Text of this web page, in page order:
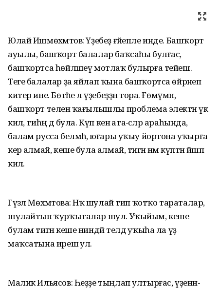
Юлай Ишмөхәмәтов: Үҙебеҙ ғәйепле инде. Башҡорт
ауылы, башҡорт балалар баҡсаһы булғас,
башҡортса һөйләшеү мотлаҡ булырға тейеш.
Теге балалар ҙа яйлап ҡына башҡортса өйрәнеп
китер ине. Бөтәһе лә үҙебеҙҙән тора. Ғөмүмән,
башҡорт теленә ҡағылышлы проблема электән үк
килә, тиһәң дә була. Күп кенә ата-әсәләр араһында,
балам русса белмәһә, юғары уҡыу йортона уҡырға
керә алмай, кеше була алмай, тигән нәмә күптән йәшәп
килә.
Гүзәл Мөхәмәтова: Нәҡ шулай тип ҡотҡо тараталар,
шулайтып ҡурҡыталар шул. Уҡыйым, кеше
булам тигән кеше ниндәй телдә уҡыһа ла үҙ
маҡсатына ирешә ул.
Малик Ильясов: Һеҙҙе тыңлап ултырғас, үҙенән-